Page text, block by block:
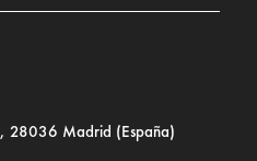
28036 Madrid (España)